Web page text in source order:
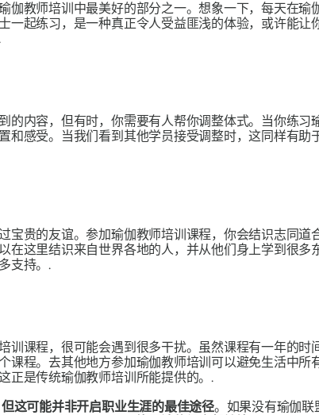
伽教师培训中最美好的部分之一。想象一下，每天在
一起练习，是一种真正令人受益匪浅的体验，或许能让
的内容，但有时，你需要有人帮你调整体式。当你练习
和感受。当我们看到其他学员接受调整时，这同样有
宝贵的友谊。参加瑜伽教师培训课程，你会结识志同
在这里结识来自世界各地的人，并从他们身上学到很
支持。.
训课程，很可能会遇到很多干扰。虽然课程有一年的
课程。去其他地方参加瑜伽教师培训可以避免生活中
正是传统瑜伽教师培训所能提供的。.
但这可能并非开启职业生涯的最佳途径。如果没有瑜伽联